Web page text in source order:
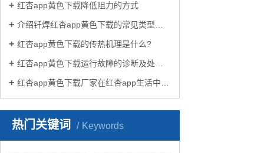
红杏app黄色下载降低阻力的方式
介绍钎焊红杏app黄色下载的常见类型有哪些
红杏app黄色下载的传热机理是什么?
红杏app黄色下载运行故障的诊断及处理方法
红杏app黄色下载厂家在红杏app生活中有哪些作用？
热门关键词 Keywords